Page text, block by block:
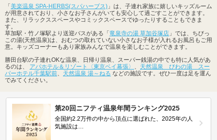
「美楽温泉 SPA-HERBS(スパハーブス) 」は、子連れ家族に嬉しいキッズルーム
が用意されており、小さなお子さんがいても安心して過ごすことができます。
また、リラックススペースやコミックスペースでゆったりすることもできま
す。
草加駅・竹ノ塚駅より送迎バスがある「竜泉寺の湯 草加谷塚店 」では、ちびっ
この湯(天然温泉)は、おむつの取れていない小さなお子様が入れるお風呂もご用
意。キッズコーナーもあり家族みんなで温泉を楽しむことができます。
勝田台駅の子連れOKな温泉、日帰り温泉、スーパー銭湯の中でも特に人気があ
るのは、 アパホテル＆リゾート〈東京ベイ幕張〉
天然温泉 びわの湯 スー
パーホテル千葉駅前
天然温泉 湯～ねる などの施設です。ぜひ一度は足を運ん
でみてください。
第20回ニフティ温泉年間ランキング2025
全国約2.2万件の中から頂点に選ばれた、2025年の人
気施設は…